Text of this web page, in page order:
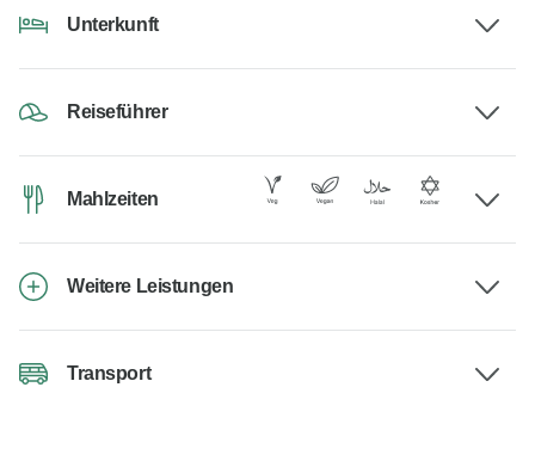
Unterkunft
Reiseführer
Mahlzeiten
Weitere Leistungen
Transport